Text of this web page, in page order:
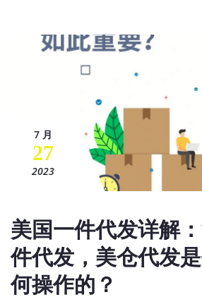
7 月
27
2023
美国一件代发详解
件代发，美仓代发
何操作的？